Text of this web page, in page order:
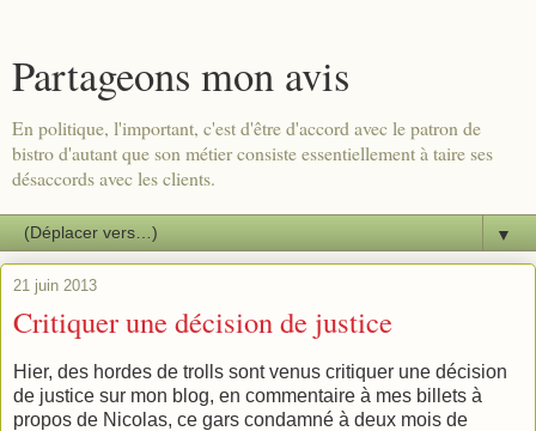
Partageons mon avis
En politique, l'important, c'est d'être d'accord avec le patron de
bistro d'autant que son métier consiste essentiellement à taire ses
désaccords avec les clients.
▼
21 juin 2013
Critiquer une décision de justice
Hier, des hordes de trolls sont venus critiquer une décision
de justice sur mon blog, en commentaire à mes billets à
propos de Nicolas, ce gars condamné à deux mois de